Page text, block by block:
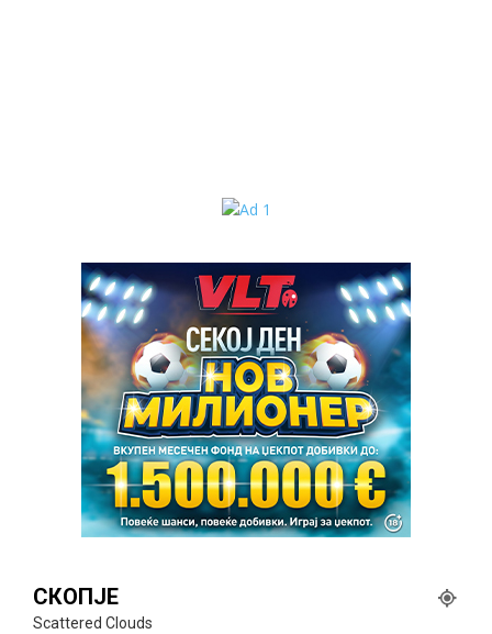
СКОПЈЕ
Scattered Clouds